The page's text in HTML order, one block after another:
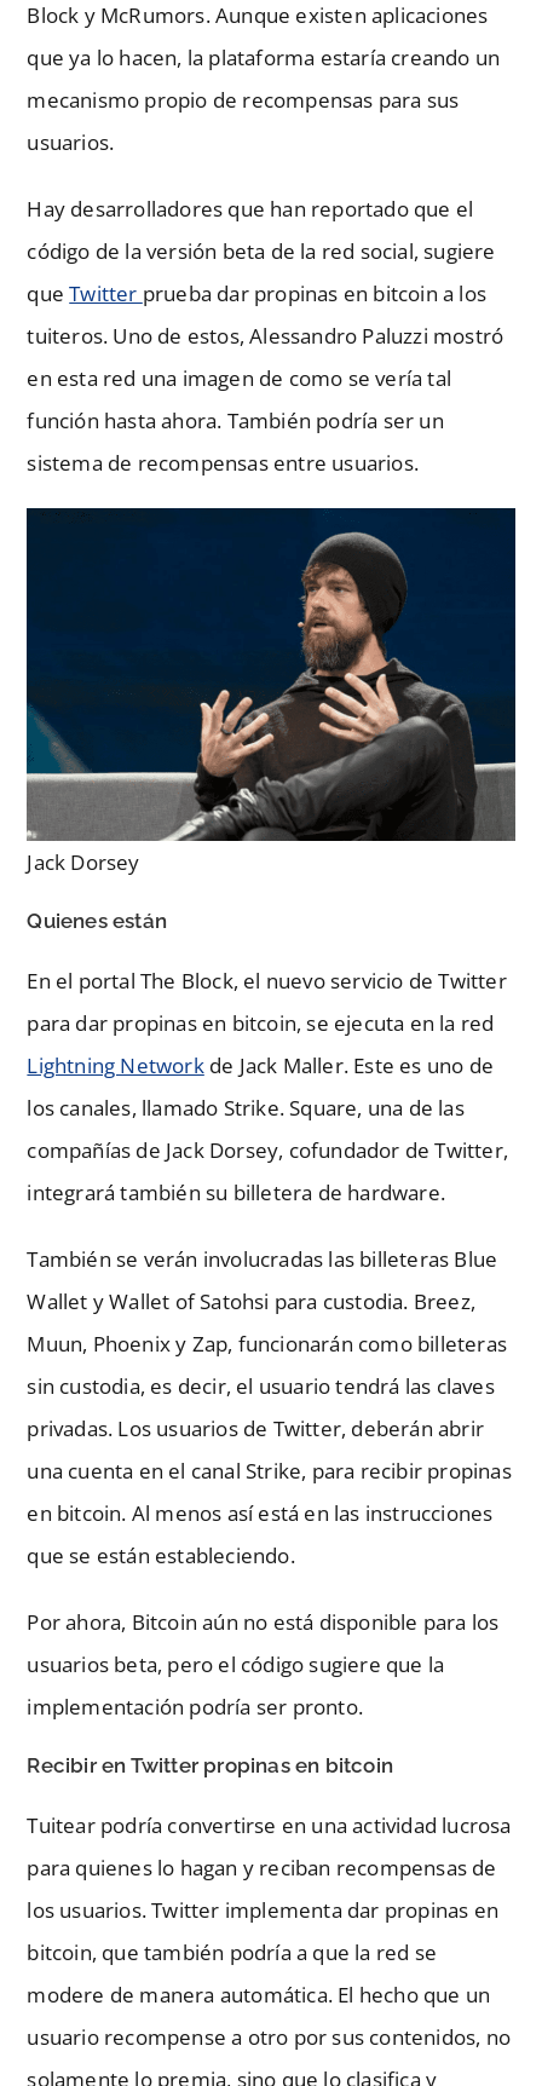
Block y McRumors. Aunque existen aplicaciones
que ya lo hacen, la plataforma estaría creando un
mecanismo propio de recompensas para sus
usuarios.
Hay desarrolladores que han reportado que el
código de la versión beta de la red social, sugiere
queTwitter prueba dar propinas en bitcoin a los
tuiteros. Uno de estos, Alessandro Paluzzi mostró
en esta red una imagen de como se vería tal
función hasta ahora. También podría ser un
sistema de recompensas entre usuarios.
Jack Dorsey
Quienes están
En el portal The Block, el nuevo servicio de Twitter
para dar propinas en bitcoin, se ejecuta en la red
Lightning Networkde Jack Maller. Este es uno de
los canales, llamado Strike. Square, una de las
compañías de Jack Dorsey, cofundador de Twitter,
integrará también su billetera de hardware.
También se verán involucradas las billeteras Blue
Wallet y Wallet of Satohsi para custodia. Breez,
Muun, Phoenix y Zap, funcionarán como billeteras
sin custodia, es decir, el usuario tendrá las claves
privadas. Los usuarios de Twitter, deberán abrir
una cuenta en el canal Strike, para recibir propinas
en bitcoin. Al menos así está en las instrucciones
que se están estableciendo.
Por ahora, Bitcoin aún no está disponible para los
usuarios beta, pero el código sugiere que la
implementación podría ser pronto.
Recibir en Twitter propinas en bitcoin
Tuitear podría convertirse en una actividad lucrosa
para quienes lo hagan y reciban recompensas de
los usuarios. Twitter implementa dar propinas en
bitcoin, que también podría a que la red se
modere de manera automática. El hecho que un
usuario recompense a otro por sus contenidos, no
solamente lo premia, sino que lo clasifica y